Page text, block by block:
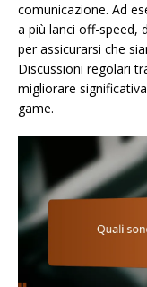
comunicazione. Ad
a più lanci off-speed,
per assicurarsi che
Discussioni regolari
migliorare
game.